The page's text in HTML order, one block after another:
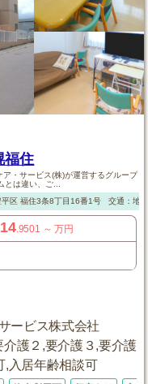
福住
・サービス(株)が運営するグループ
は違い、ご...
平区福住3条8丁目16番1号 交通：地
14.9501 ～万円
ービス株式会社
護２,要介護３,要介護
,入居年齢相談可